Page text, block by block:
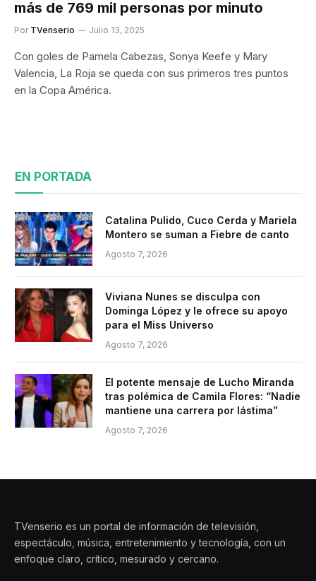
más de 769 mil personas por minuto
Por TVenserio Julio 13, 2025
Con goles de Pamela Cabezas, Sonya Keefe y Mary
Valencia, La Roja se queda con sus primeros tres puntos
en la Copa América.
EN PORTADA
Catalina Pulido, Cuco Cerda y Mariela
Montero se suman a Fiebre de canto
Agosto 7, 2026
Viviana Nunes se disculpa con
Dominga López y le ofrece su apoyo
para el Miss Universo
Agosto 7, 2026
El potente mensaje de Lucho Miranda
tras polémica de Camila Flores: “Nadie
mantiene una carrera por lástima”
Agosto 7, 2026
TVenserio es un portal de información de televisión,
espectáculo, música, entretenimiento y tecnología, con un
enfoque claro, crítico, mesurado y cercano.